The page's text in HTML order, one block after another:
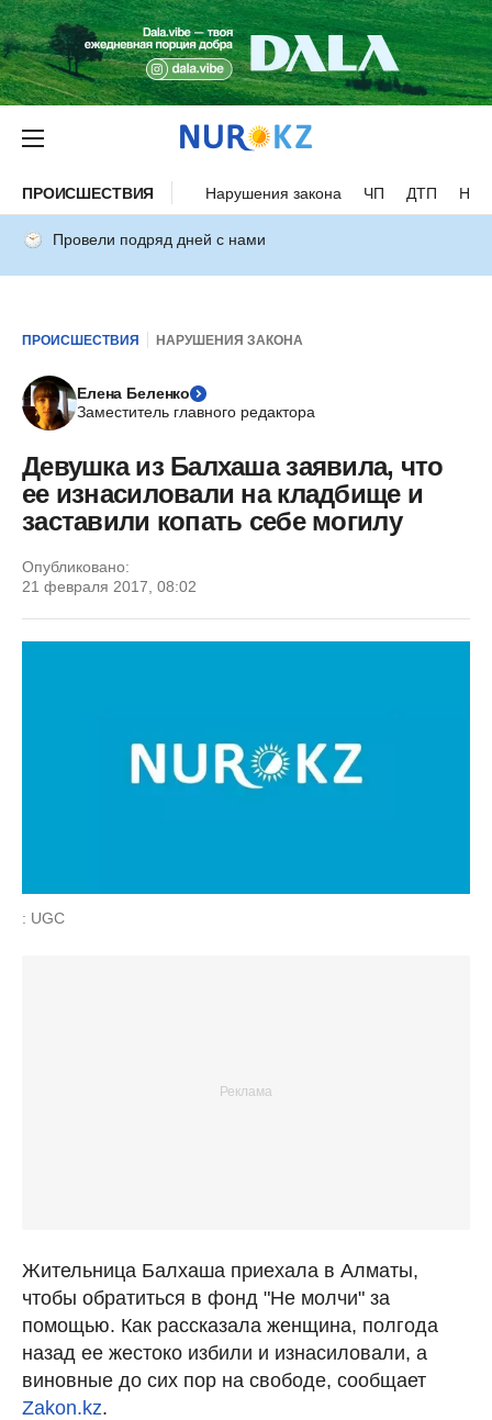
ПРОИСШЕСТВИЯ Нарушения закона ЧП ДТП
Провели подряд дней с нами
ПРОИСШЕСТВИЯ НАРУШЕНИЯ ЗАКОНА
Елена Беленко
Заместитель главного редактора
Девушка из Балхаша заявила, что
ее изнасиловали на кладбище и
заставили копать себе могилу
Опубликовано:
21 февраля 2017, 08:02
: UGC
Жительница Балхаша приехала в Алматы,
чтобы обратиться в фонд "Не молчи" за
помощью. Как рассказала женщина, полгода
назад ее жестоко избили и изнасиловали, а
виновные до сих пор на свободе, сообщает
Zakon.kz.